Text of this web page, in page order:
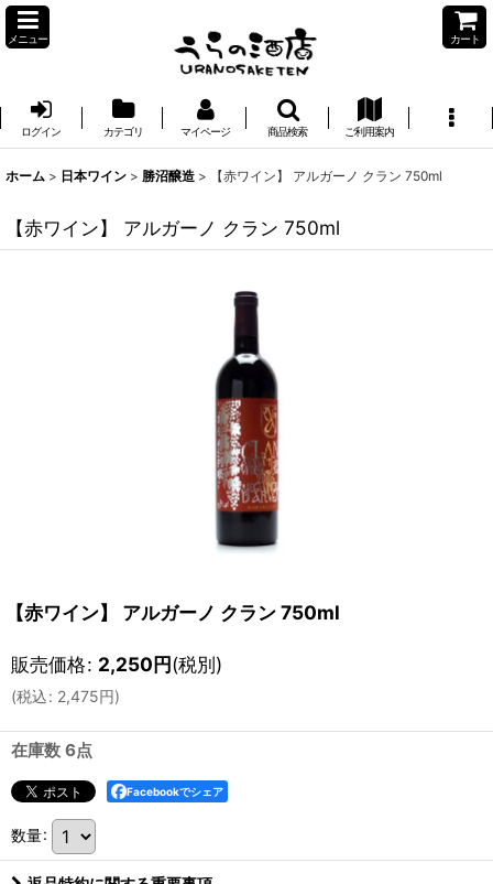
メニュー カート
ログイン カテゴリ マイページ 商品検索 ご利用案内
ホーム > 日本ワイン > 勝沼醸造 > 【赤ワイン】 アルガーノ クラン 750ml
【赤ワイン】 アルガーノ クラン 750ml
【赤ワイン】 アルガーノ クラン 750ml
販売価格: 2,250円(税別)
(税込: 2,475円)
在庫数 6点
Facebookでシェア
数量: